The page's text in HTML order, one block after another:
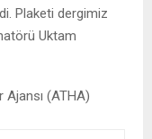
Plaketi dergimiz
Uktam
(ATHA)